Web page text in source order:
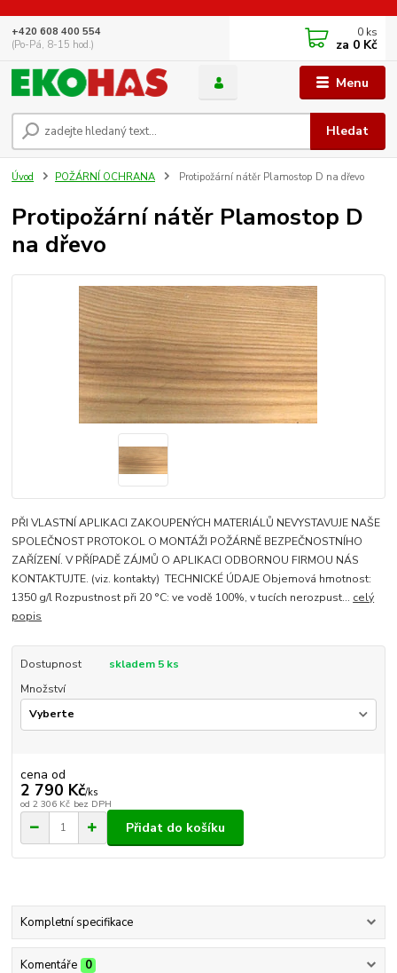
Menu
Hledat
+420 608 400 554
(Po-Pá, 8-15 hod.)
0 ks
za 0 Kč
Úvod POŽÁRNÍ OCHRANA Protipožární nátěr Plamostop D na dřevo
Protipožární nátěr Plamostop D
na dřevo
PŘI VLASTNÍ APLIKACI ZAKOUPENÝCH MATERIÁLŮ NEVYSTAVUJE NAŠE
SPOLEČNOST PROTOKOL O MONTÁŽI POŽÁRNĚ BEZPEČNOSTNÍHO
ZAŘÍZENÍ. V PŘÍPADĚ ZÁJMŮ O APLIKACI ODBORNOU FIRMOU NÁS
KONTAKTUJTE. (viz. kontakty) TECHNICKÉ ÚDAJE Objemová hmotnost:
1350 g/l Rozpustnost při 20 °C: ve vodě 100%, v tucích nerozpust... celý
popis
Dostupnost
skladem 5 ks
Množství
cena od
2 790 Kč/ks
od 2 306 Kč bez DPH
Přidat do košíku
Kompletní specifikace
Komentáře 0